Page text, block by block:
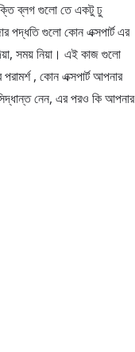
ব্লগ গুলো তে একটু ঢু
পদ্ধতি গুলো কোন এক্সপার্ট এর
সময় নিয়া। এই কাজ গুলো
, কোন এক্সপার্ট আপনার
নেন, এর পরও কি আপনার